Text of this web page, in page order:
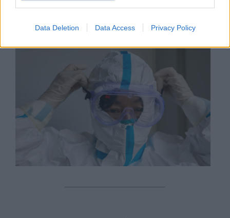
Data Deletion Data Access Privacy Policy
Mas artículos del mismo autor/a
LUNES, 06 ABRIL 2020